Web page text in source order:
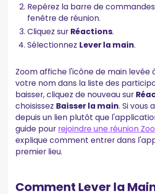
Repérez la barre de
fenêtre de réunion.
Cliquez sur Réactions.
Sélectionnez Lever la main.
Zoom affiche l'icône de main levée
votre nom dans la liste des
baisser, cliquez de nouveau sur
choisissez Baisser la main. Si vous
depuis un lien plutôt que
guide pour rejoindre une réunion
explique comment entrer dans
premier lieu.
Comment Lever la